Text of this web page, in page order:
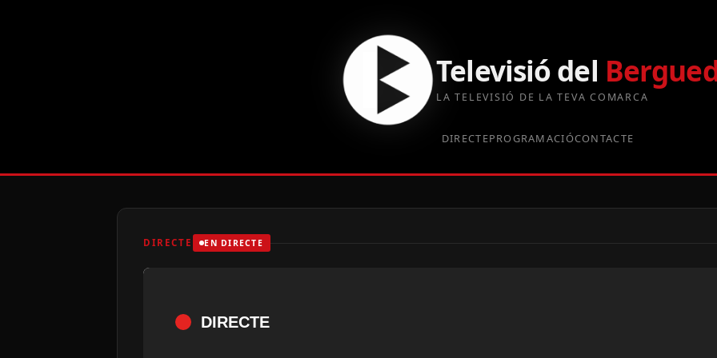
Televisió del
LA TELEVISIÓ DE LA TEVA COMARCA
DIRECTEPROGRAMACIÓCONTACTE
DIRECTE EN DIRECTE
DIRECTE